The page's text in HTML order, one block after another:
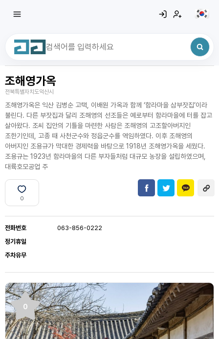
최근 검색어
조해영가옥
전북특별자치도익산시
조해영가옥은 익산 김병순 고택, 이배원 가옥과 함께 ‘함라마을 삼부잣집’이라
불린다. 다른 부잣집과 달리 조해영의 선조들은 예로부터 함라마을에 터를 잡고
살아왔다. 조씨 집안의 기틀을 마련한 사람은 조해영의 고조할아버지인
조한기인데, 고종 때 사천군수와 정읍군수를 역임하였다. 이후 조해영의
아버지인 조용규가 막대한 경제력을 바탕으로 1918년 조해영가옥을 세웠다.
조용규는 1923년 함라마을의 다른 부자들처럼 대규모 농장을 설립하였으며,
대륙호모공업 주
0
전화번호
063-856-0222
정기휴일
주차유무
0